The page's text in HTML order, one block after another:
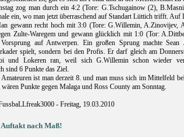
zog man durch ein 4:2 (Tore: G.Tschugainow (2),
ein, wo man jetzt überraschend auf Standart Lüttich trifft. Auf
gewann recht hoch mit 3:0 (Tore: G.Willemin, A.Zinovijev,
Zulte-Waregem und gewann glücklich mit 1:0 (Tor:
auf Antwerpen. Ein großen Sprung machte
spielt, sondern bei den Profis. Er darf gleich am
und Lokeren ran, weil sich G.Willemin schon wieder
sind 6 Punkte das Ziel.
ist man derzeit 8. und man muss sich im Mittelfeld
Punkte gegen Malaga und Ross County am Sonntag.
- Freitag, 19.03.2010
Auftakt nach Maß!